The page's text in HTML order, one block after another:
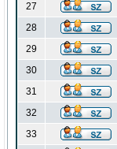
27
28
29
30
31
32
33